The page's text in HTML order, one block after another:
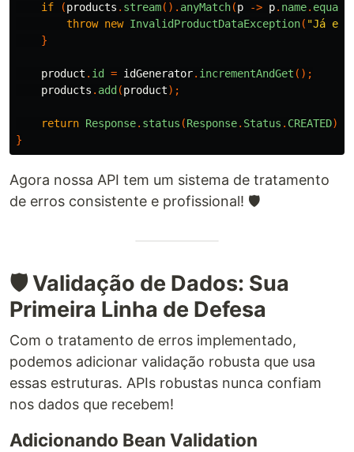
if
(products . stream(). anyMatch(p -> p. name. equals
throw new InvalidProductDataException( "Já
}
product . id = idGenerator. incrementAndGet ();
products . add (product);
return Response. status (Response. Status . CREATED).
}
Agora nossa API tem um sistema de tratamento
de erros consistente e profissional! 🛡️
🛡️ Validação de Dados: Sua
Primeira Linha de Defesa
Com o tratamento de erros implementado,
podemos adicionar validação robusta que usa
essas estruturas. APIs robustas nunca confiam
nos dados que recebem!
Adicionando Bean Validation